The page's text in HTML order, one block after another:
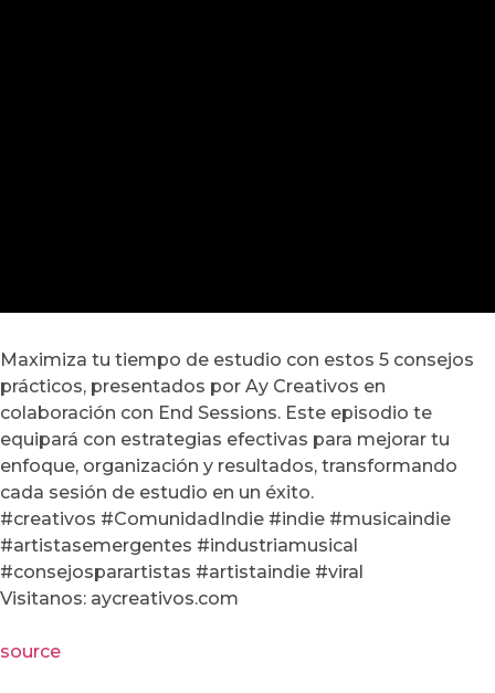
Maximiza tu tiempo de estudio con estos 5 consejos
prácticos, presentados por Ay Creativos en
colaboración con End Sessions. Este episodio te
equipará con estrategias efectivas para mejorar tu
enfoque, organización y resultados, transformando
cada sesión de estudio en un éxito.
#creativos #ComunidadIndie #indie #musicaindie
#artistasemergentes #industriamusical
#consejosparartistas #artistaindie #viral
Visitanos: aycreativos.com
source